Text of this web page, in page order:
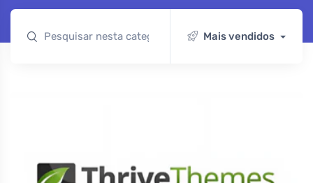
Mais vendidos